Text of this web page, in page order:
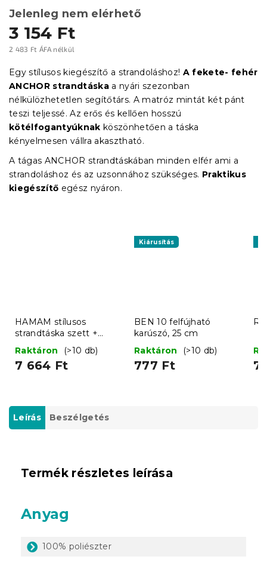
3 154 Ft
2 483 Ft ÁFA nélkül
Jelenleg nem elérhető
Egy stílusos kiegészítő a strandoláshoz! A fekete- fehér
ANCHOR strandtáska a nyári szezonban
nélkülözhetetlen segítőtárs. A matróz mintát két pánt
teszi teljessé. Az erős és kellően hosszú
kötélfogantyúknak köszönhetően a táska
kényelmesen vállra akasztható.
A tágas ANCHOR strandtáskában minden elfér ami a
strandoláshoz és az uzsonnához szükséges. Praktikus
kiegészítő egész nyáron.
HAMAM stílusos
strandtáska szett +
törölköző 75x150 cm,
türkiz
Raktáron (>10 db)
7 664 Ft
Kiárusítás
BEN 10 felfújható
karúszó, 25 cm
Raktáron
(>10 db)
777 Ft
Leírás Beszélgetés
Termék részletes leírása
Anyag
100% poliészter